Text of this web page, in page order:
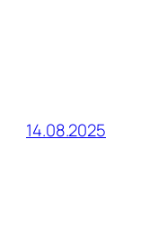
14.08.2025